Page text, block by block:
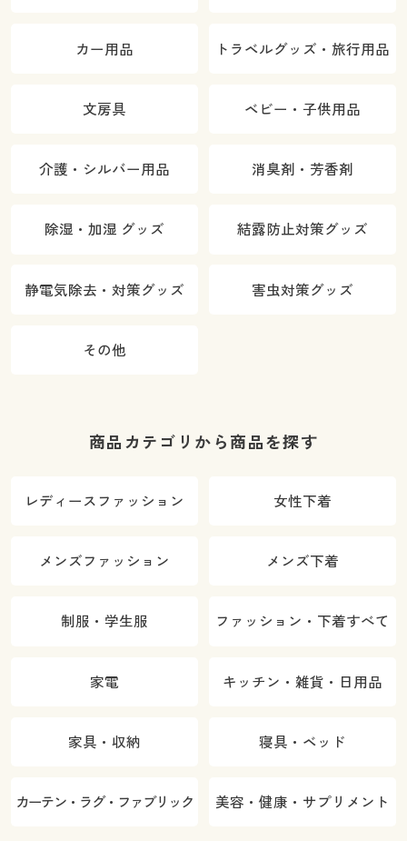
カー用品 トラベルグッズ・旅行用品
文房具 ベビー・子供用品
介護・シルバー用品 消臭剤・芳香剤
除湿・加湿 グッズ 結露防止対策グッズ
静電気除去・対策グッズ 害虫対策グッズ
その他
商品カテゴリから商品を探す
レディースファッション 女性下着
メンズファッション メンズ下着
制服・学生服 ファッション・下着すべて
家電 キッチン・雑貨・日用品
家具・収納 寝具・ベッド
カーテン・ラグ・ファブリック 美容・健康・サプリメント